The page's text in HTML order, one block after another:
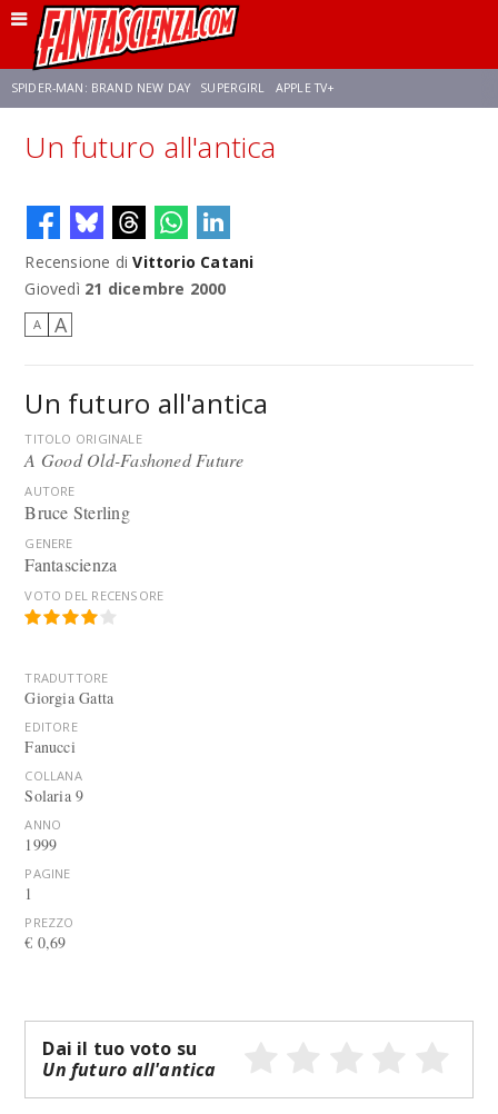
SPIDER-MAN: BRAND NEW DAY SUPERGIRL APPLE TV+
FRANCO RICCIARDIELLO ZENDAYA STAR TREK
SADIE SINK STAR TREK: STRANGE NEW WORLDS
Un futuro all'antica
Recensione diVittorio Catani
Giovedì 21 dicembre 2000
A A
Un futuro all'antica
TITOLO ORIGINALE
A Good Old-Fashoned Future
AUTORE
Bruce Sterling
GENERE
Fantascienza
VOTO DEL RECENSORE
TRADUTTORE
Giorgia Gatta
EDITORE
Fanucci
COLLANA
Solaria 9
ANNO
1999
PAGINE
1
PREZZO
€ 0,69
Dai il tuo voto su
Un futuro all'antica